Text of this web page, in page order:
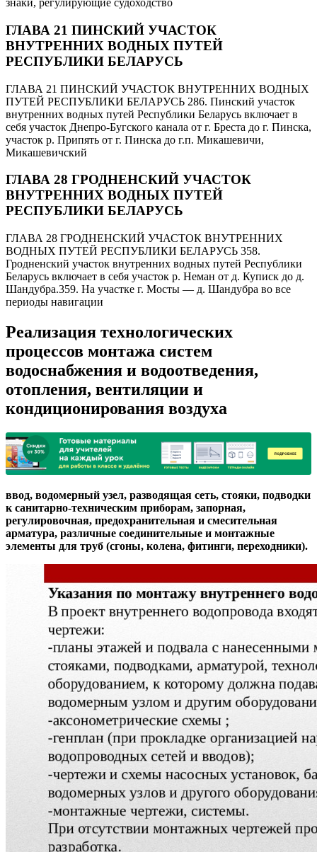
знаки, регулирующие судоходство
ГЛАВА 21 ПИНСКИЙ УЧАСТОК
ВНУТРЕННИХ ВОДНЫХ ПУТЕЙ
РЕСПУБЛИКИ БЕЛАРУСЬ
ГЛАВА 21 ПИНСКИЙ УЧАСТОК ВНУТРЕННИХ ВОДНЫХ
ПУТЕЙ РЕСПУБЛИКИ БЕЛАРУСЬ 286. Пинский участок
внутренних водных путей Республики Беларусь включает в
себя участок Днепро-Бугского канала от г. Бреста до г. Пинска,
участок р. Припять от г. Пинска до г.п. Микашевичи,
Микашевичский
ГЛАВА 28 ГРОДНЕНСКИЙ УЧАСТОК
ВНУТРЕННИХ ВОДНЫХ ПУТЕЙ
РЕСПУБЛИКИ БЕЛАРУСЬ
ГЛАВА 28 ГРОДНЕНСКИЙ УЧАСТОК ВНУТРЕННИХ
ВОДНЫХ ПУТЕЙ РЕСПУБЛИКИ БЕЛАРУСЬ 358.
Гродненский участок внутренних водных путей Республики
Беларусь включает в себя участок р. Неман от д. Куписк до д.
Шандубра.359. На участке г. Мосты — д. Шандубра во все
периоды навигации
Реализация технологических
процессов монтажа систем
водоснабжения и водоотведения,
отопления, вентиляции и
кондиционирования воздуха
ввод, водомерный узел, разводящая сеть, стояки, подводки
к санитарно-техническим приборам, запорная,
регулировочная, предохранительная и смесительная
арматура, различные соединительные и монтажные
элементы для труб (сгоны, колена, фитинги, переходники).